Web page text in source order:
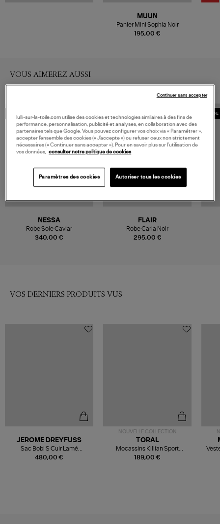
195,00 €
MUUN
Panier Mini Sophia Noir
VOUS AIMEREZ AUSSI
340,00 €
NESSA
Robe Soie Caviar
295,00 €
FLAIR
Robe Carla Noir
VOS DERNIERS PRODUITS VUS
480,00 €
JEROME DREYFUSS
Sac Bobi S Cuir Lamé
Champagne
NOUVELLE COLLECTION
189,00 €
TORAL
Mocassins Killian Sport
Mousse
lulli-sur-la-toile.com utilise des cookies et technologies similaires à des fins de
performance, personnalisation, publicité et analyses, en collaboration avec des
partenaires tels que Google. Vous pouvez configurer vos choix via « Paramétrer »,
accepter l’ensemble des cookies (« J’accepte ») ou refuser ceux non strictement
nécessaires (« Continuer sans accepter »). Pour en savoir plus sur l’utilisation de
vos données, consulter notre politique de cookies
Paramètres des cookies Autoriser tous les cookies
Continuer sans accepter